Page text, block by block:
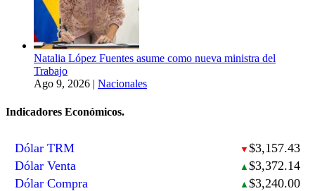
Natalia López Fuentes asume como nueva ministra del
Trabajo
Ago 9, 2026 | Nacionales
Indicadores Económicos.
Dólar TRM ▼ $3,157.43
Dólar Venta
▲ $3,372.14
Dólar Compra
▲ $3,240.00